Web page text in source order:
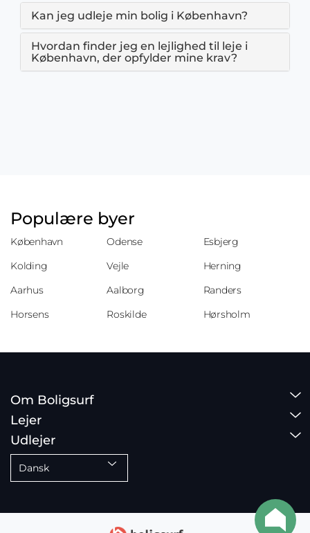
Kan jeg udleje min bolig i København?
Hvordan finder jeg en lejlighed til leje i
København, der opfylder mine krav?
Populære byer
København Odense
Esbjerg
Kolding
Vejle
Herning
Aarhus
Aalborg
Randers
Horsens
Roskilde Hørsholm
Om Boligsurf
Lejer
Udlejer